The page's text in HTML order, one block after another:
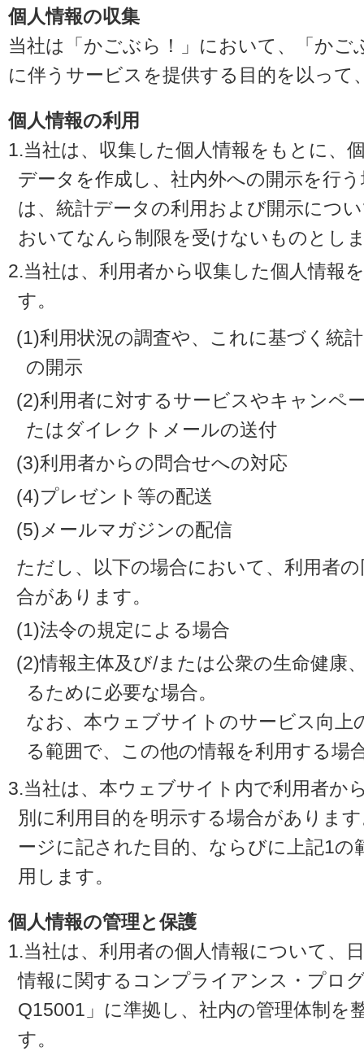
個人情報の収集
当社は「かごぶら！」において、「か
に伴うサービスを提供する目的を以って
個人情報の利用
1.当社は、収集した個人情報をもとに、
データを作成し、社内外への開示を行
は、統計データの利用および開示につ
おいてなんら制限を受けないものとし
2.当社は、利用者から収集した個人情報
す。
(1)利用状況の調査や、これに基づく統
の開示
(2)利用者に対するサービスやキャンペ
たはダイレクトメールの送付
(3)利用者からの問合せへの対応
(4)プレゼント等の配送
(5)メールマガジンの配信
ただし、以下の場合において、利用者
合があります。
(1)法令の規定による場合
(2)情報主体及び/または公衆の生命健康
るために必要な場合。
なお、本ウェブサイトのサービス向上
る範囲で、この他の情報を利用する場
3.当社は、本ウェブサイト内で利用者か
別に利用目的を明示する場合がありま
ージに記された目的、ならびに上記1の
用します。
個人情報の管理と保護
1.当社は、利用者の個人情報について、
情報に関するコンプライアンス・プロ
Q15001」に準拠し、社内の管理体制を
す。